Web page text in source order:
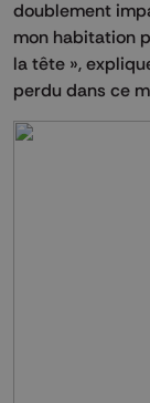
doublement
mon habitation
la tête »,
perdu dans ce